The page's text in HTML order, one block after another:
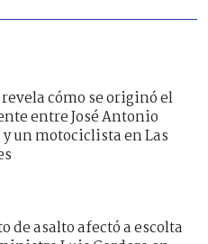
cómo se originó el
entre José Antonio
un motociclista en Las
de asalto afectó a escolta